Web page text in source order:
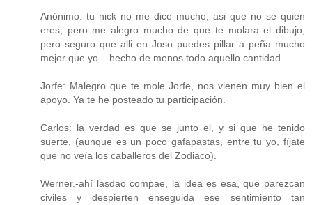
Anónimo: tu nick no me dice mucho, asi que no se quien
eres, pero me alegro mucho de que te molara el dibujo,
pero seguro que alli en Joso puedes pillar a peña mucho
mejor que yo... hecho de menos todo aquello cantidad.
Jorfe: Malegro que te mole Jorfe, nos vienen muy bien el
apoyo. Ya te he posteado tu participación.
Carlos: la verdad es que se junto el, y si que he tenido
suerte, (aunque es un poco gafapastas, entre tu yo, fíjate
que no veía los caballeros del Zodiaco).
Werner.-ahí lasdao compae, la idea es esa, que parezcan
civiles y despierten enseguida ese sentimiento tan